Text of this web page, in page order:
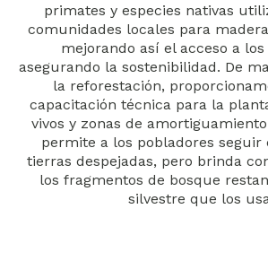
primates y especies nativas
comunidades locales para
mejorando así el acceso a
asegurando la sostenibilidad. De
la reforestación,
capacitación técnica para la
vivos y zonas de
permite a los pobladores seguir
tierras despejadas, pero brinda
los fragmentos de bosque
silvestre que los